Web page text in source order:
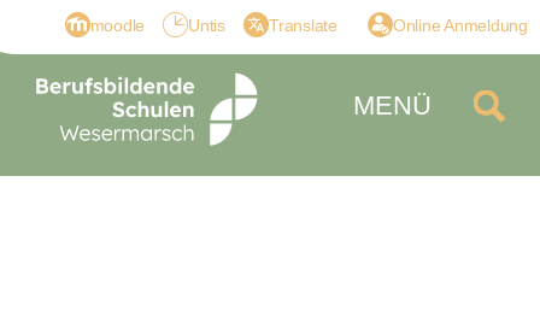
moodle Untis Translate Online Anmeldung
MENÜ